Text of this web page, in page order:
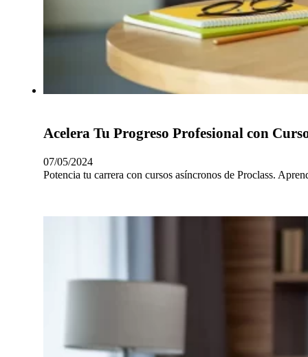
Acelera Tu Progreso Profesional con
07/05/2024
Potencia tu carrera con cursos asíncronos de Proclass.